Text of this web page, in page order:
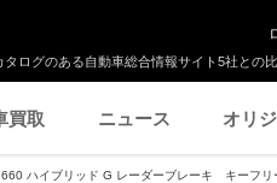
ログのある自動車総合情報サイト5社との
買取 ニュース オリ
660 ハイブリッド G レーダーブレーキ キーフリ